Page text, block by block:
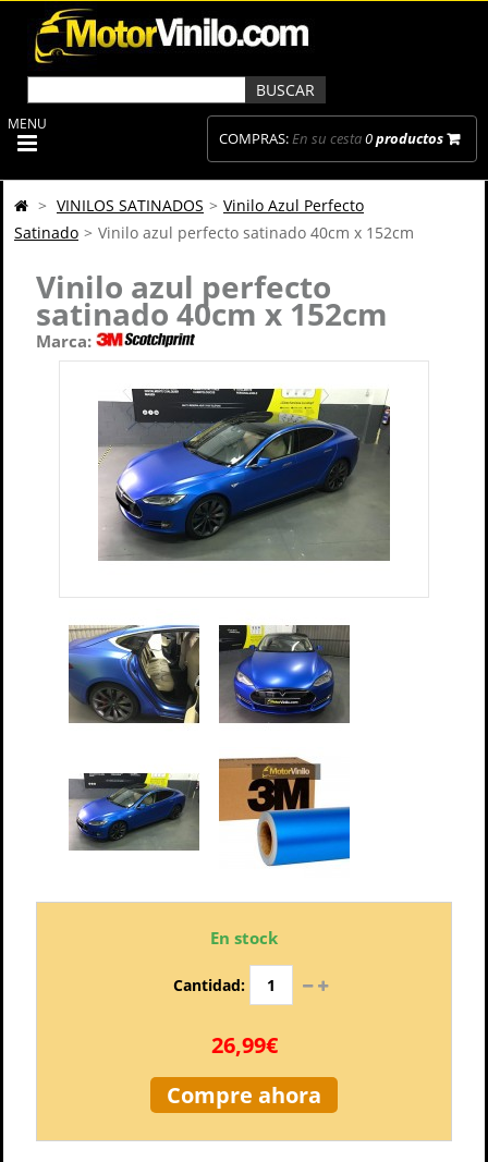
COMPRAS:En su cesta0productos
MENU
> VINILOS SATINADOS > Vinilo Azul Perfecto
Satinado > Vinilo azul perfecto satinado 40cm x 152cm
Vinilo azul perfecto
satinado 40cm x 152cm
Marca:
En stock
Cantidad:
26,99€
Compre ahora